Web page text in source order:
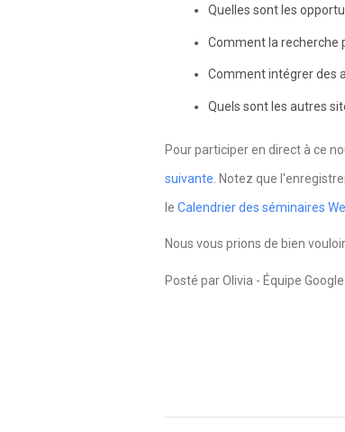
Quelles sont les
Comment la recherche
Comment intégrer des
Quels sont les autres
Pour participer en direct à ce
suivante . Notez que
le Calendrier des séminaires
Nous vous prions de bien
Posté par Olivia - Équipe